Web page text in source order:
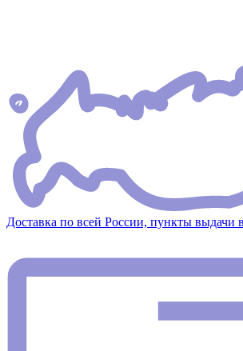
Доставка по всей России, пункты выдачи